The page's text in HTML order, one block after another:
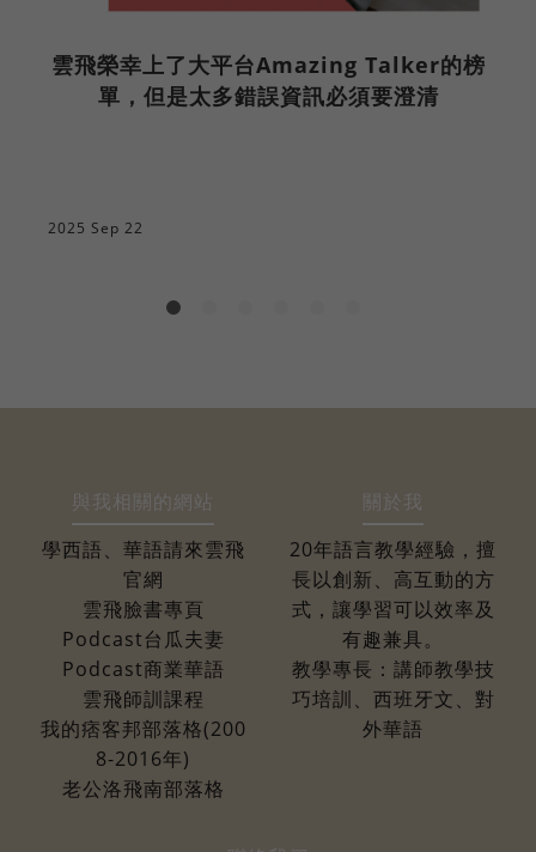
雲飛榮幸上了大平台Amazing Talker的榜
單，但是太多錯誤資訊必須要澄清
2025 Sep 22
與我相關的網站
學西語、華語請來雲飛
官網
雲飛臉書專頁
Podcast台瓜夫妻
Podcast商業華語
雲飛師訓課程
我的痞客邦部落格(200
8-2016年)
老公洛飛南部落格
關於我
20年語言教學經驗，擅
長以創新、高互動的方
式，讓學習可以效率及
有趣兼具。
教學專長：講師教學技
巧培訓、西班牙文、對
外華語